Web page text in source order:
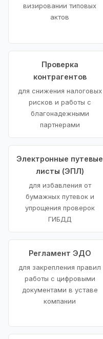
визировании типовых
актов
Проверка
контрагентов
для снижения налоговых
рисков и работы с
благонадежными
партнерами
Электронные путевые
листы (ЭПЛ)
для избавления от
бумажных путевок и
упрощения проверок
ГИБДД
Регламент ЭДО
для закрепления правил
работы с цифровыми
документами в уставе
компании